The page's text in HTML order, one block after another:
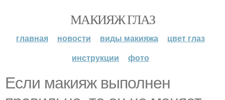
МАКИЯЖ ГЛАЗ
главная новости виды макияжа
цвет глаз
инструкции
фото
Если макияж выполнен